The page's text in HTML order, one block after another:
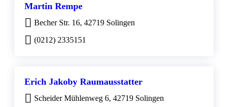
Martin Rempe
Becher Str. 16, 42719 Solingen
(0212) 2335151
Erich Jakoby Raumausstatter
Scheider Mühlenweg 6, 42719 Solingen